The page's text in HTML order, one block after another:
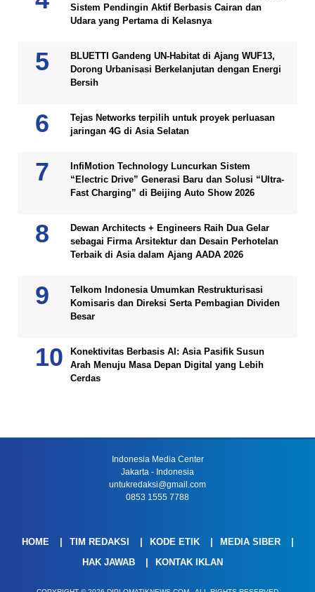
Sistem Pendingin Aktif Berbasis Cairan dan
Udara yang Pertama di Kelasnya
BLUETTI Gandeng UN-Habitat di Ajang WUF13,
Dorong Urbanisasi Berkelanjutan dengan Energi
Bersih
Tejas Networks terpilih untuk proyek perluasan
jaringan 4G di Asia Selatan
InfiMotion Technology Luncurkan Sistem
“Electric Drive” Generasi Baru dan Solusi “Ultra-
Fast Charging” di Beijing Auto Show 2026
Dewan Architects + Engineers Raih Dua Gelar
sebagai Firma Arsitektur dan Desain Perhotelan
Terbaik di Asia dalam Ajang AADA 2026
Telkom Indonesia Umumkan Restrukturisasi
Komisaris dan Direksi Serta Pembagian Dividen
Besar
Konektivitas Berbasis AI: Asia Pasifik Susun
Arah Menuju Masa Depan Digital yang Lebih
Cerdas
Indonesia Media Center
Jakarta - Indonesia
untukredaksi@gmail.com
0853 1555 7788
HOME TIM REDAKSI KODE ETIK
MEDIA SIBER
HAK JAWAB
KONTAK IKLAN